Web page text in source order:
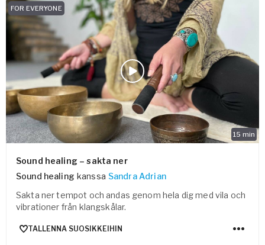
15 min
FOR EVERYONE
Sound healing – sakta ner
Sound healing kanssa Sandra Adrian
Sakta ner tempot och andas genom hela dig med vila och
vibrationer från klangskålar.
TALLENNA SUOSIKKEIHIN